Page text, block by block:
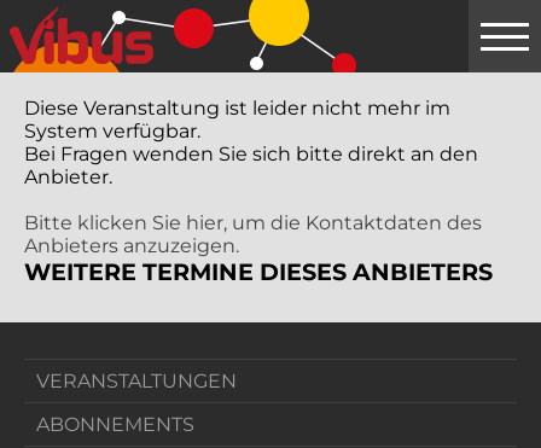
Springe
zum
Hauptinhalt
Diese Veranstaltung ist leider nicht mehr im
System verfügbar.
Bei Fragen wenden Sie sich bitte direkt an den
Anbieter.
Bitte klicken Sie hier, um die Kontaktdaten des
Anbieters anzuzeigen.
WEITERE TERMINE DIESES ANBIETERS
VERANSTALTUNGEN
ABONNEMENTS